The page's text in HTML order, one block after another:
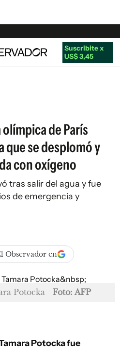
Suscribite x
US$ 3,45
de París
que se desplomó y
con oxígeno
tras salir del agua y fue
de emergencia y
Observador en
Potocka Foto: AFP
Potocka fue